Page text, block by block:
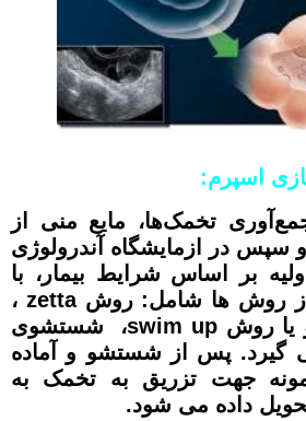
اسپرم:
تخمک‌ها، مایع منی از
سپس در ازمایشگاه آندرولوژی
بر اساس شرایط بیمار، با
استفاده از یکی از روش ها شامل: روش zetta ،
روش اریکسون و یا روش swim up، شستشوی
گیرد. پس از شستشو و آماده
جهت تزریق به تخمک به